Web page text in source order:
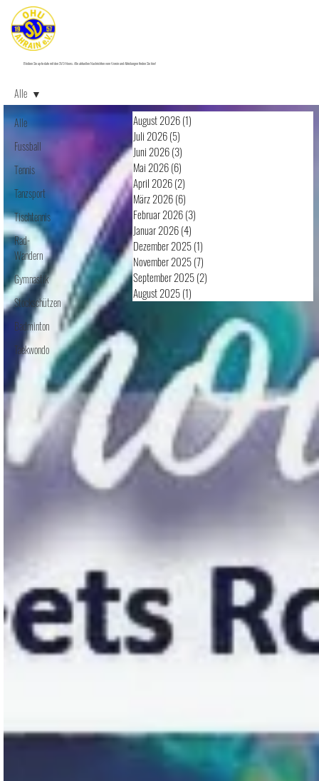
Bleiben Sie up-to-date mit den SVO-News. Alle aktuellen Nachrichten vom Verein und Abteilungen finden Sie hier!
Alle
Fussball
Tennis
Tanzsport
Tischtennis
Rad-
Wandern
Gymnastik
Stockschützen
Badminton
Taekwondo
Alle
August 2026(1)
Juli 2026(5)
Juni 2026(3)
Mai 2026(6)
April 2026(2)
März 2026(6)
Februar 2026(3)
Januar 2026(4)
Dezember 2025(1)
November 2025(7)
September 2025(2)
August 2025(1)